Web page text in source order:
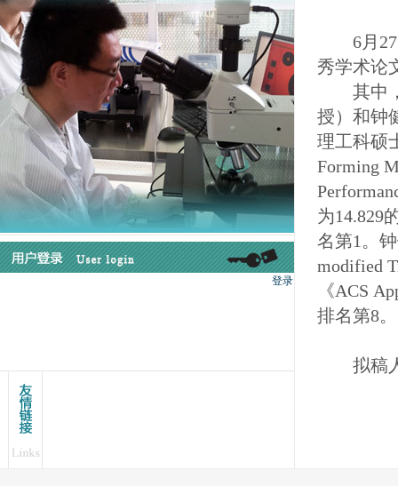
6月27
秀学术论
其中，
授）和钟
理工科硕
Forming
为14.829
名第1。
modified
《ACS
排名第8。
拟稿